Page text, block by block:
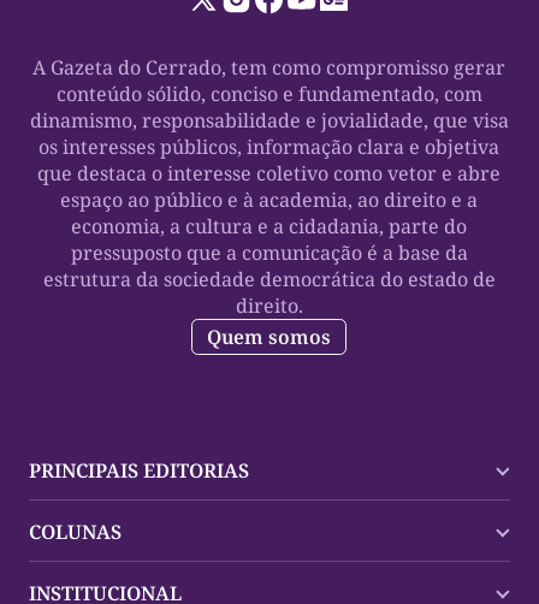
A Gazeta do Cerrado, tem como compromisso gerar
conteúdo sólido, conciso e fundamentado, com
dinamismo, responsabilidade e jovialidade, que visa
os interesses públicos, informação clara e objetiva
que destaca o interesse coletivo como vetor e abre
espaço ao público e à academia, ao direito e a
economia, a cultura e a cidadania, parte do
pressuposto que a comunicação é a base da
estrutura da sociedade democrática do estado de
direito.
Quem somos
PRINCIPAIS EDITORIAS
Últimas Notícias
Palmas
COLUNAS
Trocando em Miúdos
INSTITUCIONAL